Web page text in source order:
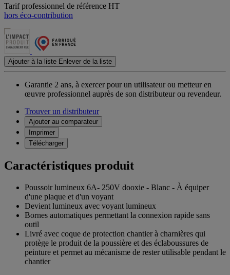
Tarif professionnel de référence HT
hors éco-contribution
Ajouter à la liste Enlever de la liste
Garantie 2 ans, à exercer pour un utilisateur ou metteur en
œuvre professionnel auprès de son distributeur ou revendeur.
Trouver un distributeur
Ajouter au comparateur
Imprimer
Télécharger
Caractéristiques produit
Poussoir lumineux 6A- 250V dooxie - Blanc - À équiper
d'une plaque et d'un voyant
Devient lumineux avec voyant lumineux
Bornes automatiques permettant la connexion rapide sans
outil
Livré avec coque de protection chantier à charnières qui
protège le produit de la poussière et des éclaboussures de
peinture et permet au mécanisme de rester utilisable pendant le
chantier